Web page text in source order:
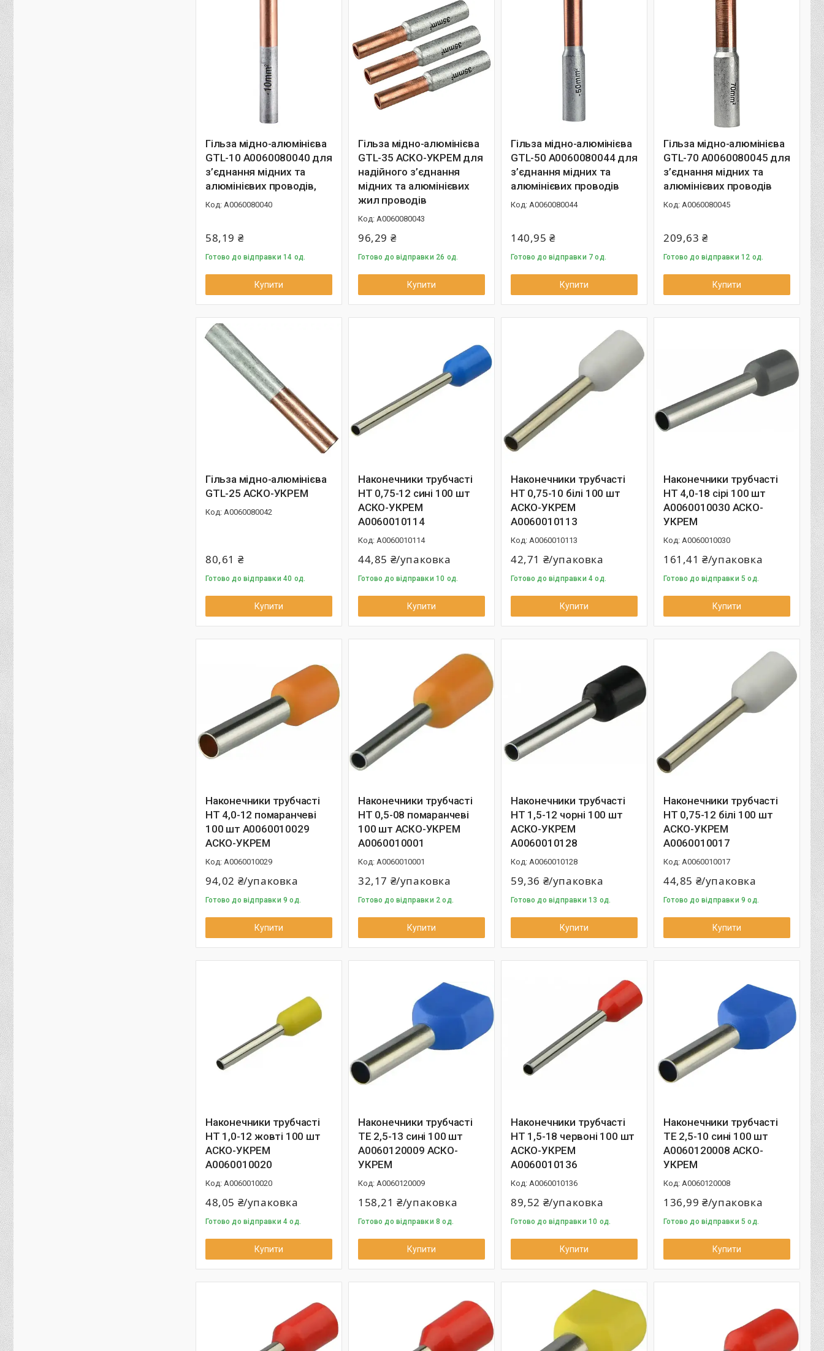
Гільза мідно-алюмінієва
GTL-10 A0060080040 для
з’єднання мідних та
алюмінієвих проводів,
A0060080040
58,19 ₴
Готово до відправки 14 од.
Купити
Гільза мідно-алюмінієва
GTL-35 АСКО-УКРЕМ для
надійного з’єднання
мідних та алюмінієвих
жил проводів
A0060080043
96,29 ₴
Готово до відправки 26 од.
Купити
Гільза мідно-алюмінієва
GTL-50 A0060080044 для
з’єднання мідних та
алюмінієвих проводів
A0060080044
140,95 ₴
Готово до відправки 7 од.
Купити
Гільза мідно-алюмінієва
GTL-70 A0060080045 для
з’єднання мідних та
алюмінієвих проводів
A0060080045
209,63 ₴
Готово до відправки 12 од.
Купити
Гільза мідно-алюмінієва
GTL-25 АСКО-УКРЕМ
A0060080042
80,61 ₴
Готово до відправки 40 од.
Купити
Наконечники трубчасті
НТ 0,75-12 сині 100 шт
АСКО-УКРЕМ
A0060010114
A0060010114
44,85 ₴/упаковка
Готово до відправки 10 од.
Купити
Наконечники трубчасті
НТ 0,75-10 білі 100 шт
АСКО-УКРЕМ
A0060010113
A0060010113
42,71 ₴/упаковка
Готово до відправки 4 од.
Купити
Наконечники трубчасті
НТ 4,0-18 сірі 100 шт
A0060010030 АСКО-
УКРЕМ
A0060010030
161,41 ₴/упаковка
Готово до відправки 5 од.
Купити
Наконечники трубчасті
НТ 4,0-12 помаранчеві
100 шт A0060010029
АСКО-УКРЕМ
A0060010029
94,02 ₴/упаковка
Готово до відправки 9 од.
Купити
Наконечники трубчасті
НТ 0,5-08 помаранчеві
100 шт АСКО-УКРЕМ
A0060010001
A0060010001
32,17 ₴/упаковка
Готово до відправки 2 од.
Купити
Наконечники трубчасті
НТ 1,5-12 чорні 100 шт
АСКО-УКРЕМ
A0060010128
A0060010128
59,36 ₴/упаковка
Готово до відправки 13 од.
Купити
Наконечники трубчасті
НТ 0,75-12 білі 100 шт
АСКО-УКРЕМ
A0060010017
A0060010017
44,85 ₴/упаковка
Готово до відправки 9 од.
Купити
Наконечники трубчасті
НТ 1,0-12 жовті 100 шт
АСКО-УКРЕМ
A0060010020
A0060010020
48,05 ₴/упаковка
Готово до відправки 4 од.
Купити
Наконечники трубчасті
ТЕ 2,5-13 сині 100 шт
A0060120009 АСКО-
УКРЕМ
A0060120009
158,21 ₴/упаковка
Готово до відправки 8 од.
Купити
Наконечники трубчасті
НТ 1,5-18 червоні 100 шт
АСКО-УКРЕМ
A0060010136
A0060010136
89,52 ₴/упаковка
Готово до відправки 10 од.
Купити
Наконечники трубчасті
ТЕ 2,5-10 сині 100 шт
A0060120008 АСКО-
УКРЕМ
A0060120008
136,99 ₴/упаковка
Готово до відправки 5 од.
Купити